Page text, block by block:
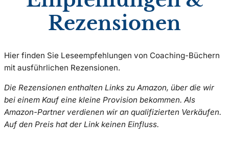
Rezensionen
Hier finden Sie Leseempfehlungen von Coaching-Büchern
mit ausführlichen Rezensionen.
Die Rezensionen enthalten Links zu Amazon, über die wir
bei einem Kauf eine kleine Provision bekommen. Als
Amazon-Partner verdienen wir an qualifizierten Verkäufen.
Auf den Preis hat der Link keinen Einfluss.